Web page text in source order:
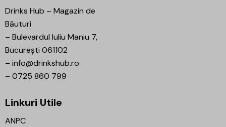
Drinks Hub – Magazin de
Băuturi
– Bulevardul Iuliu Maniu 7,
București 061102
– info@drinkshub.ro
– 0725 860 799
Linkuri Utile
ANPC